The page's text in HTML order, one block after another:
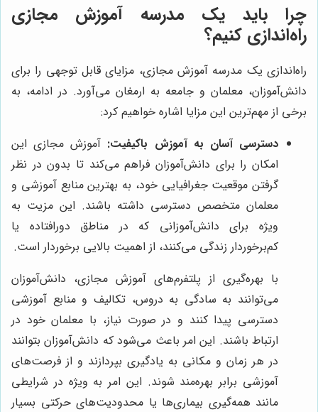
چرا باید یک مدرسه آموزش مجازی
راه‌اندازی کنیم؟
راه‌اندازی یک مدرسه آموزش مجازی، مزایای قابل توجهی را برای
دانش‌آموزان، معلمان و جامعه به ارمغان می‌آورد. در ادامه، به
برخی از مهم‌ترین این مزایا اشاره خواهیم کرد:
دسترسی آسان به آموزش باکیفیت: آموزش مجازی این
امکان را برای دانش‌آموزان فراهم می‌کند تا بدون در نظر
گرفتن موقعیت جغرافیایی خود، به بهترین منابع آموزشی و
معلمان متخصص دسترسی داشته باشند. این مزیت به
ویژه برای دانش‌آموزانی که در مناطق دورافتاده یا
کم‌برخوردار زندگی می‌کنند، از اهمیت بالایی برخوردار است.
با بهره‌گیری از پلتفرم‌های آموزش مجازی، دانش‌آموزان
می‌توانند به سادگی به دروس، تکالیف و منابع آموزشی
دسترسی پیدا کنند و در صورت نیاز، با معلمان خود در
ارتباط باشند. این امر باعث می‌شود که دانش‌آموزان بتوانند
در هر زمان و مکانی به یادگیری بپردازند و از فرصت‌های
آموزشی برابر بهره‌مند شوند. این امر به ویژه در شرایطی
مانند همه‌گیری بیماری‌ها یا محدودیت‌های حرکتی بسیار